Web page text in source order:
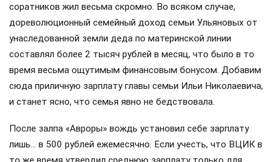
соратников жил весьма скромно. Во всяком случае,
дореволюционный семейный доход семьи Ульяновых от
унаследованной земли деда по материнской линии
составлял более 2 тысяч рублей в месяц, что было в то
время весьма ощутимым финансовым бонусом. Добавим
сюда приличную зарплату главы семьи Ильи Николаевича,
и станет ясно, что семья явно не бедствовала.
После залпа «Авроры» вождь установил себе зарплату
лишь… в 500 рублей ежемесячно. Если учесть, что ВЦИК в